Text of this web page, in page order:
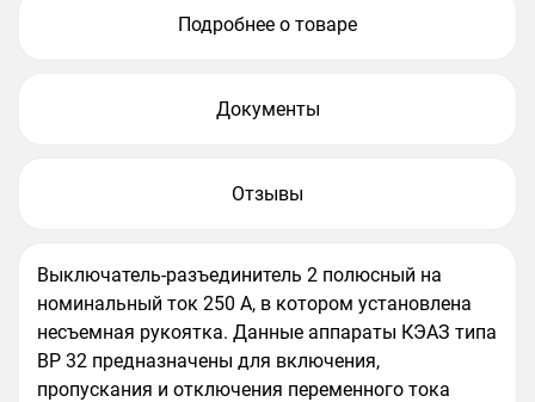
Подробнее о товаре
Документы
Отзывы
Выключатель-разъединитель 2 полюсный на
номинальный ток 250 А, в котором установлена
несъемная рукоятка. Данные аппараты КЭАЗ типа
ВР 32 предназначены для включения,
пропускания и отключения переменного тока